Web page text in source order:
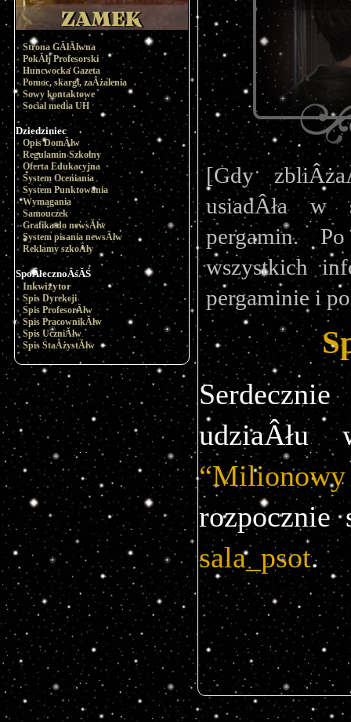
Strona GÂłĂłwna
PokĂłj Profesorski
Huncwocka Gazeta
Pomoc, skargi, zaÂżalenia
Sowy kontaktowe
Social media UH
Dziedziniec
Opis DomĂłw
Regulamin Szkolny
Oferta Edukacyjna
System Oceniania
System Punktowania
Wymagania
Samouczek
Grafika do newsĂłw
System pisania newsĂłw
Reklamy szkoÂły
SpoÂłecznoÂśĂŚ
Inkwizytor
Spis Dyrekcji
Spis ProfesorĂłw
Spis PracownikĂłw
Spis UczniĂłw
Spis StaÂżystĂłw
[Gdy
usiadÂła w
pergamin.
wszystkich
pergaminie i
sala_psot.